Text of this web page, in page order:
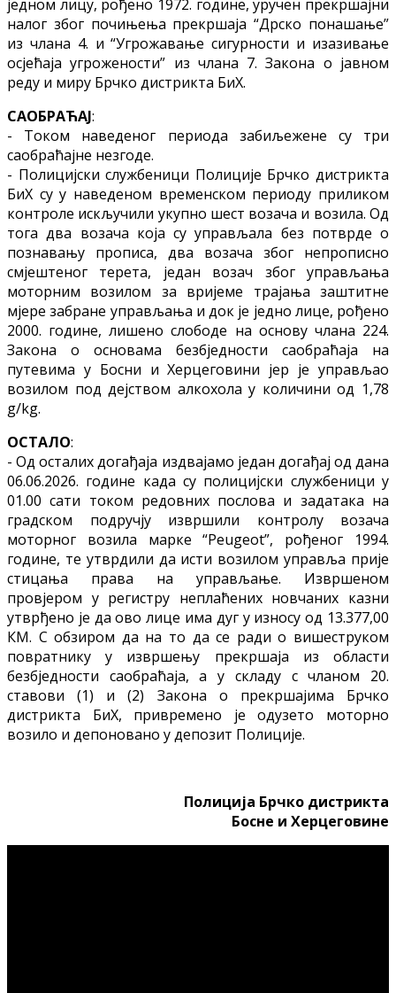
једном лицу, рођено 1972. године, уручен прекршајни
налог због почињења прекршаја “Дрско понашање”
из члана 4. и “Угрожавање сигурности и изазивање
осјећаја угрожености” из члана 7. Закона о јавном
реду и миру Брчко дистрикта БиХ.
САОБРАЋАЈ:
- Током наведеног периода забиљежене су три
саобраћајне незгоде.
- Полицијски службеници Полиције Брчко дистрикта
БиХ су у наведеном временском периоду приликом
контроле искључили укупно шест возача и возила. Од
тога два возача која су управљала без потврде о
познавању прописа, два возача због непрописно
смјештеног терета, један возач због управљања
моторним возилом за вријеме трајања заштитне
мјере забране управљања и док је једно лице, рођено
2000. године, лишено слободе на основу члана 224.
Закона о основама безбједности саобраћаја на
путевима у Босни и Херцеговини јер је управљао
возилом под дејством алкохола у количини од 1,78
g/kg.
ОСТАЛО:
- Од осталих догађаја издвајамо један догађај од дана
06.06.2026. године када су полицијски службеници у
01.00 сати током редовних послова и задатака на
градском подручју извршили контролу возача
моторног возила марке “Peugeot”, рођеног 1994.
године, те утврдили да исти возилом управља прије
стицања права на управљање. Извршеном
провјером у регистру неплаћених новчаних казни
утврђено је да ово лице има дуг у износу од 13.377,00
КМ. С обзиром да на то да се ради о вишеструком
повратнику у извршењу прекршаја из области
безбједности саобраћаја, а у складу с чланом 20.
ставови (1) и (2) Закона о прекршајима Брчко
дистрикта БиХ, привремено је одузето моторно
возило и депоновано у депозит Полиције.
Полиција Брчко дистрикта
Босне и Херцеговине